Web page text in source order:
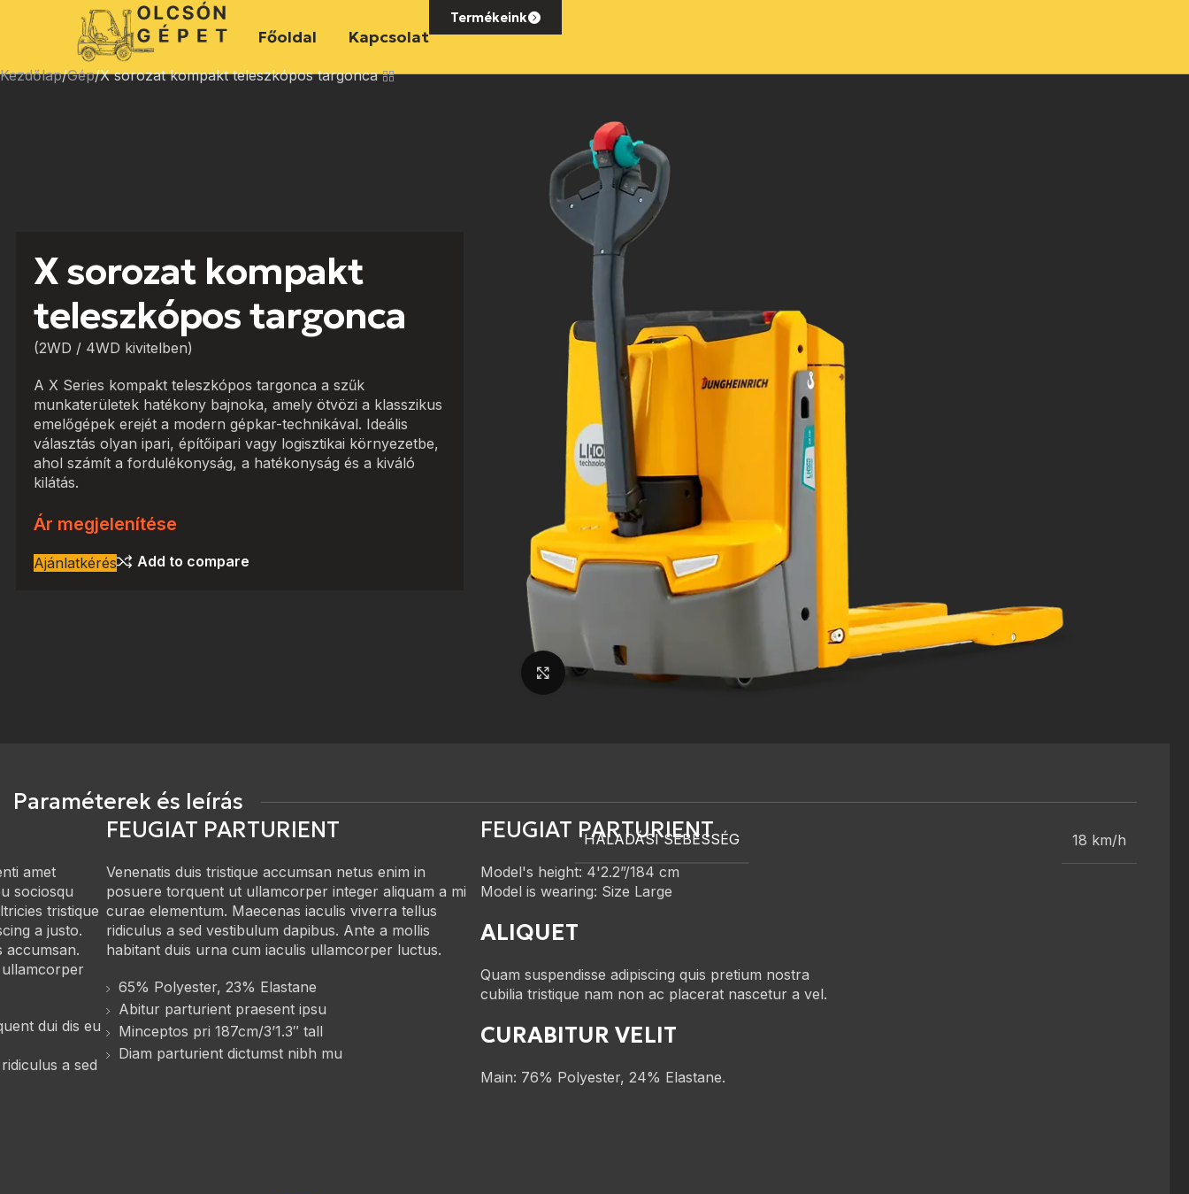
Főoldal Kapcsolat
Termékeink
Kezdőlap Gép X sorozat kompakt teleszkópos targonca
X sorozat kompakt
teleszkópos targonca
(2WD / 4WD kivitelben)
A X Series kompakt teleszkópos targonca a szűk
munkaterületek hatékony bajnoka, amely ötvözi a klasszikus
emelőgépek erejét a modern gépkar-technikával. Ideális
választás olyan ipari, építőipari vagy logisztikai környezetbe,
ahol számít a fordulékonyság, a hatékonyság és a kiváló
kilátás.
Ár megjelenítése
Ajánlatkérés Add to compare
Nagyításhoz kattints ide
Paraméterek és leírás
amet
sociosqu
tristique
a justo.
accumsan.
dui dis eu
a sed
FEUGIAT PARTURIENT
Venenatis duis tristique accumsan netus enim in
posuere torquent ut ullamcorper integer aliquam a mi
curae elementum. Maecenas iaculis viverra tellus
ridiculus a sed vestibulum dapibus. Ante a mollis
habitant duis urna cum iaculis ullamcorper luctus.
65% Polyester, 23% Elastane
Abitur parturient praesent ipsu
Minceptos pri 187cm/3’1.3″ tall
Diam parturient dictumst nibh mu
FEUGIAT PARTURIENT
Model's height: 4'2.2”/184 cm
Model is wearing: Size Large
ALIQUET
Quam suspendisse adipiscing quis pretium nostra
cubilia tristique nam non ac placerat nascetur a vel.
CURABITUR VELIT
Main: 76% Polyester, 24% Elastane.
HALADÁSI SEBESSÉG 18 km/h